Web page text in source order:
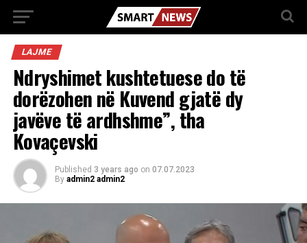
LAJME
Ndryshimet kushtetuese do të
dorëzohen në Kuvend gjatë dy
javëve të ardhshme”, tha
Kovaçevski
Published 3 years ago on 07.07.2023
By admin2 admin2